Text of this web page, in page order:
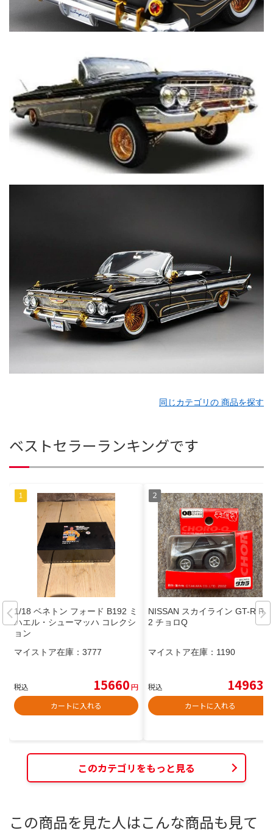
同じカテゴリの 商品を探す
ベストセラーランキングです
1/18 ベネトン フォード B192 ミ
ハエル・シューマッハ コレクシ
ョン
マイストア在庫： 3777
税込 15660円
カートに入れる
NISSAN スカイライン GT-R R3
2 チョロQ
マイストア在庫： 1190
税込 14963
カートに入れる
このカテゴリをもっと見る
この商品を見た人はこんな商品も見て